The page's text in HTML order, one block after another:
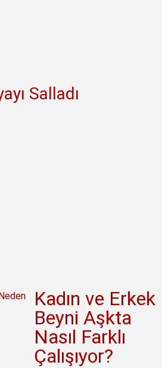
Salladı
Kadın ve Erkek
Beyni Aşkta
Nasıl Farklı
Çalışıyor?